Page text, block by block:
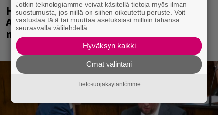
Huomenna se ilmestyy – CMX:stä tutun
A.W. Yrjänän uutuusalbumi om
mammuttimainen kokonaisuus
Jotkin teknologiamme voivat käsitellä tietoja myös ilman
suostumusta, jos niillä on siihen oikeutettu peruste. Voit
vastustaa tätä tai muuttaa asetuksiasi milloin tahansa
seuraavalla välilehdellä.
Hyväksyn kaikki
Omat valintani
Tietosuojakäytäntömme